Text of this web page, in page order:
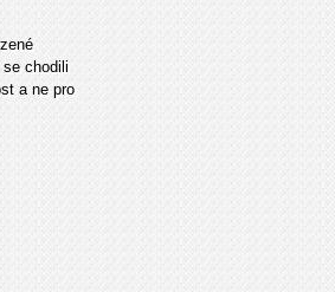
chodili
a ne pro